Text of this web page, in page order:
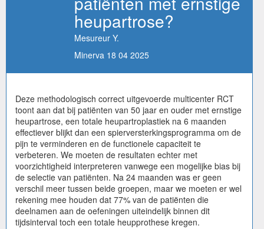
heupartrose?
Mesureur Y.
Minerva 18 04 2025
Deze methodologisch correct uitgevoerde multicenter RCT
toont aan dat bij patiënten van 50 jaar en ouder met ernstige
heupartrose, een totale heupartroplastiek na 6 maanden
effectiever blijkt dan een spierversterkingsprogramma om de
pijn te verminderen en de functionele capaciteit te
verbeteren. We moeten de resultaten echter met
voorzichtigheid interpreteren vanwege een mogelijke bias bij
de selectie van patiënten. Na 24 maanden was er geen
verschil meer tussen beide groepen, maar we moeten er wel
rekening mee houden dat 77% van de patiënten die
deelnamen aan de oefeningen uiteindelijk binnen dit
tijdsinterval toch een totale heupprothese kregen.